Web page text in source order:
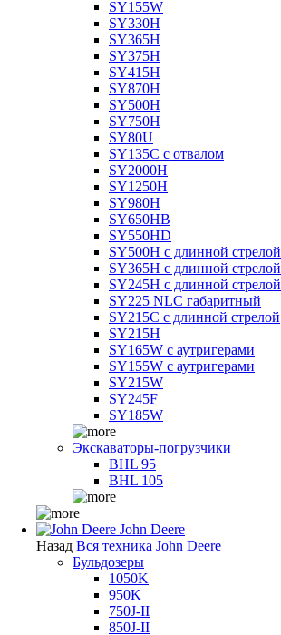
SY155W
SY330H
SY365H
SY375H
SY415H
SY870H
SY500H
SY750H
SY80U
SY135C с отвалом
SY2000H
SY1250H
SY980H
SY650HB
SY550HD
SY500H с длинной стрелой
SY365H с длинной стрелой
SY245H с длинной стрелой
SY225 NLC габаритный
SY215C с длинной стрелой
SY215H
SY165W с аутригерами
SY155W с аутригерами
SY215W
SY245F
SY185W
Экскаваторы-погрузчики
BHL 95
BHL 105
John Deere
Назад Вся техника John Deere
Бульдозеры
1050K
950K
750J-II
850J-II